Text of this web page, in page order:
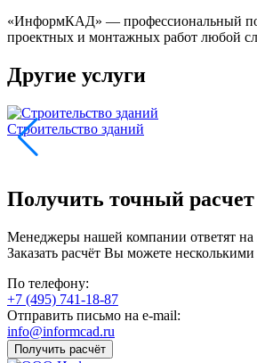
«ИнформКАД» — профессиональный
проектных и монтажных работ любой
Другие услуги
Строительство зданий
Получить точный расчет
Менеджеры нашей компании ответят
Заказать расчёт Вы можете
По телефону:
+7 (495) 741-18-87
Отправить письмо на e-mail:
info@informcad.ru
Получить расчёт